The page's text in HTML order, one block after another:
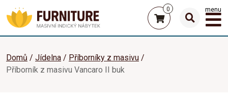
0 menu
Domů Jídelna
Příborníky z masivu
Příborník z masivu Vancaro II buk